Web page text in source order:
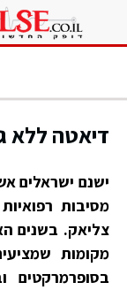
דיאטה ללא
ישנם ישראלים
מסיבות
צליאק. בשנים
מקומות
בסופרמרקטים